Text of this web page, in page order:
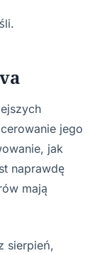
jego
jak
naprawdę
mają
sierpień,